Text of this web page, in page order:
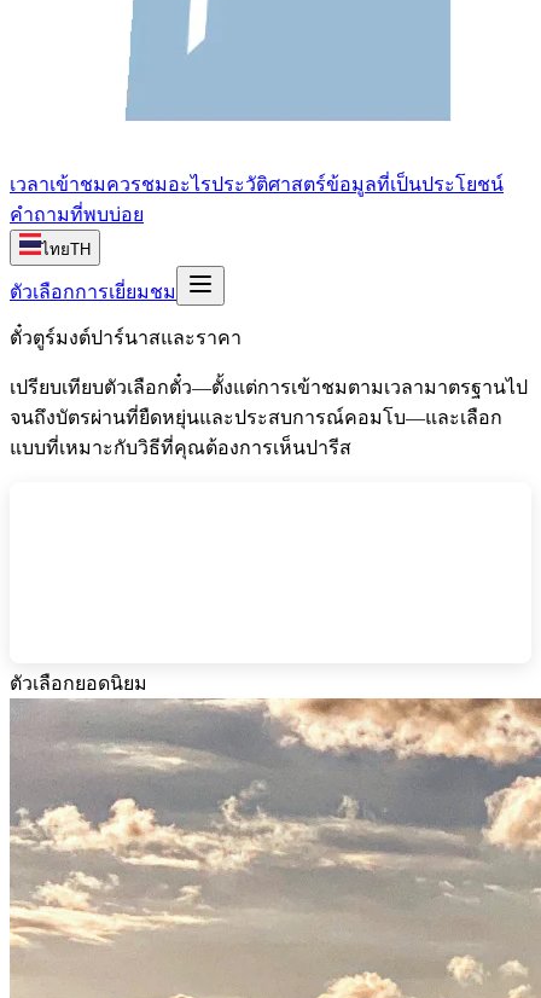
เวลาเข้าชมควรชมอะไรประวัติศาสตร์ข้อมูลที่เป็นประโยชน์
คำถามที่พบบ่อย
ไทยTH
ตัวเลือกการเยี่ยมชม
ตั๋วตูร์มงต์ปาร์นาสและราคา
เปรียบเทียบตัวเลือกตั๋ว—ตั้งแต่การเข้าชมตามเวลามาตรฐานไป
จนถึงบัตรผ่านที่ยืดหยุ่นและประสบการณ์คอมโบ—และเลือก
แบบที่เหมาะกับวิธีที่คุณต้องการเห็นปารีส
ตัวเลือกยอดนิยม